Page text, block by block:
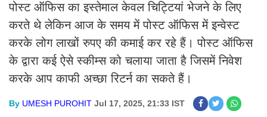
पोस्ट ऑफिस का इस्तेमाल केवल चिट्टियां भेजने के लिए
करते थे लेकिन आज के समय में पोस्ट ऑफिस में इन्वेस्ट
करके लोग लाखों रुपए की कमाई कर रहे हैं। पोस्ट ऑफिस
के द्वारा कई ऐसे स्कीम्स को चलाया जाता है जिसमें निवेश
करके आप काफी अच्छा रिटर्न का सकते हैं।
By UMESH PUROHIT Jul 17, 2025, 21:33 IST